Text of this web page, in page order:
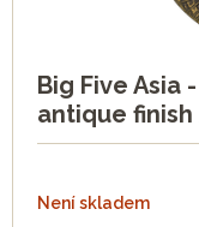
Big Five Asia
antique
Není skladem